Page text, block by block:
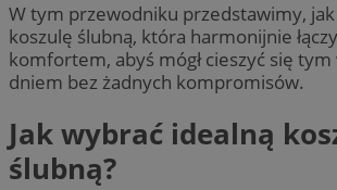
W tym przewodniku przedstawimy, jak
koszulę ślubną, która harmonijnie
komfortem, abyś mógł cieszyć się
dniem bez żadnych kompromisów.
Jak wybrać idealną
ślubną?